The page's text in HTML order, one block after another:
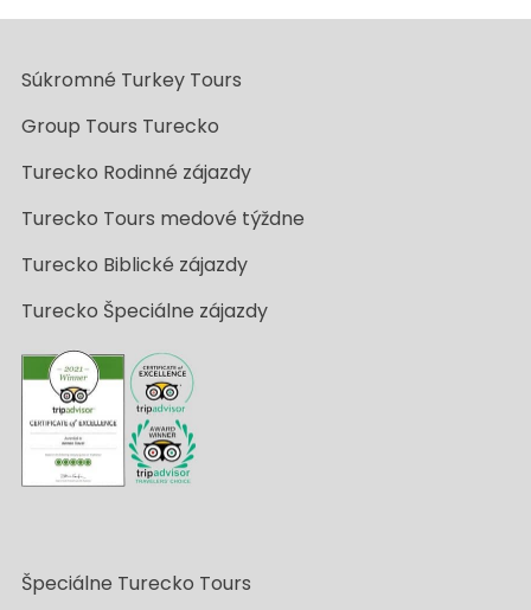
Súkromné Turkey Tours
Group Tours Turecko
Turecko Rodinné zájazdy
Turecko Tours medové týždne
Turecko Biblické zájazdy
Turecko Špeciálne zájazdy
Špeciálne Turecko Tours